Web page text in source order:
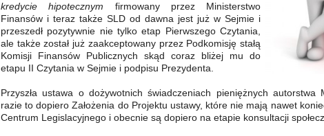
kredycie hipotecznym firmowany przez Ministerstwo
Finansów i teraz także SLD od dawna jest już w Sejmie i
przeszedł pozytywnie nie tylko etap Pierwszego Czytania,
ale także został już zaakceptowany przez Podkomisję stałą
Komisji Finansów Publicznych skąd coraz bliżej mu do
etapu II Czytania w Sejmie i podpisu Prezydenta.
Przyszła ustawa o dożywotnich świadczeniach pieniężnych autorstwa
razie to dopiero Założenia do Projektu ustawy, które nie mają nawet
Centrum Legislacyjnego i obecnie są dopiero na etapie konsultacji